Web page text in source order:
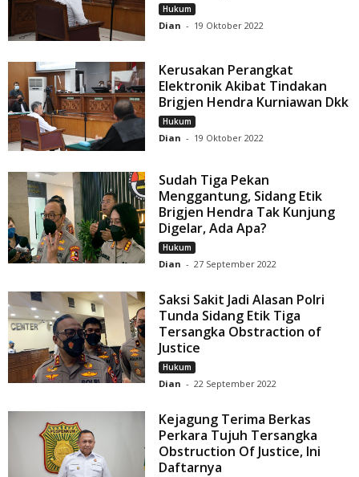
Hukum
Dian - 19 Oktober 2022
Kerusakan Perangkat
Elektronik Akibat Tindakan
Brigjen Hendra Kurniawan Dkk
Hukum
Dian - 19 Oktober 2022
Sudah Tiga Pekan
Menggantung, Sidang Etik
Brigjen Hendra Tak Kunjung
Digelar, Ada Apa?
Hukum
Dian - 27 September 2022
Saksi Sakit Jadi Alasan Polri
Tunda Sidang Etik Tiga
Tersangka Obstraction of
Justice
Hukum
Dian - 22 September 2022
Kejagung Terima Berkas
Perkara Tujuh Tersangka
Obstruction Of Justice, Ini
Daftarnya